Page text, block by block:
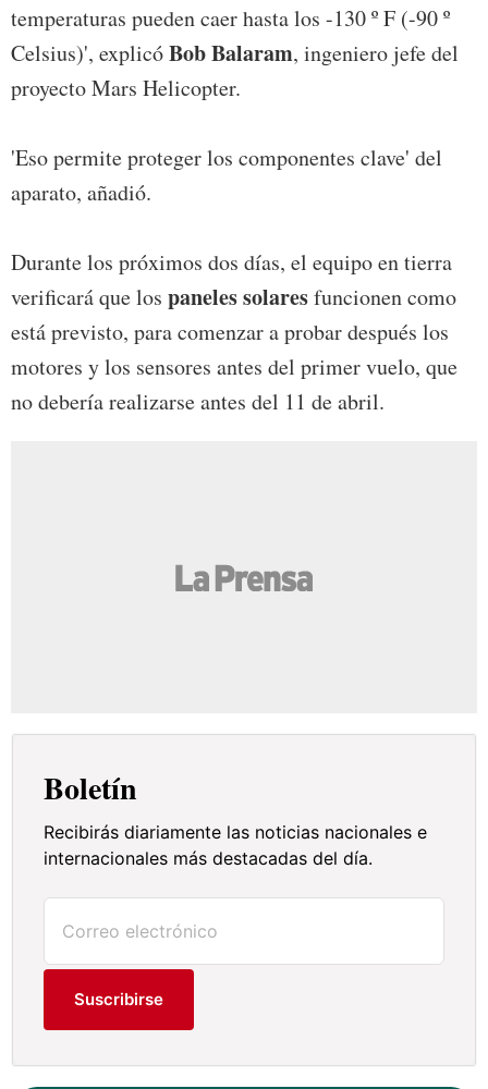
temperaturas pueden caer hasta los -130 º F (-90 º
Celsius)', explicóBob Balaram, ingeniero jefe del
proyecto Mars Helicopter.
'Eso permite proteger los componentes clave' del
aparato, añadió.
Durante los próximos dos días, el equipo en tierra
verificará que los paneles solaresfuncionen como
está previsto, para comenzar a probar después los
motores y los sensores antes del primer vuelo, que
no debería realizarse antes del 11 de abril.
Boletín
Recibirás diariamente las noticias nacionales e
internacionales más destacadas del día.
Suscribirse